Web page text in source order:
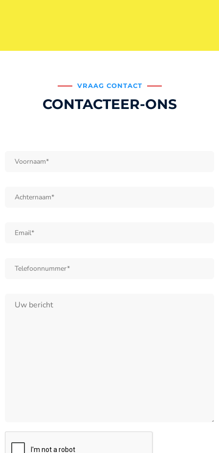
VRAAG CONTACT
CONTACTEER-ONS